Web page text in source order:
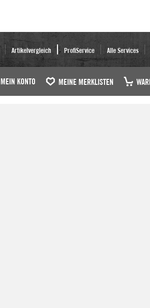
Artikelvergleich ProfiService Alle Services
MEIN KONTO MEINE MERKLISTEN